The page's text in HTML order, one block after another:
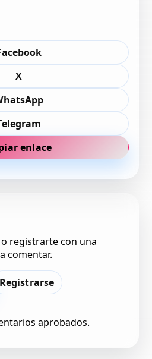
X
enlace
registrarte con una
comentar.
Registrarse
aprobados.